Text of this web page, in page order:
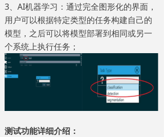
3、AI机器学习：通过完全图形化的界面，
用户可以根据特定类型的任务构建自己的
模型，之后可以将模型部署到相同或另一
个系统上执行任务；
测试功能详细介绍：